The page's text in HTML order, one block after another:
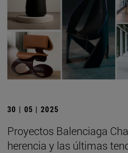
30 | 05 | 2025
Proyectos Balenciaga
herencia y las últimas